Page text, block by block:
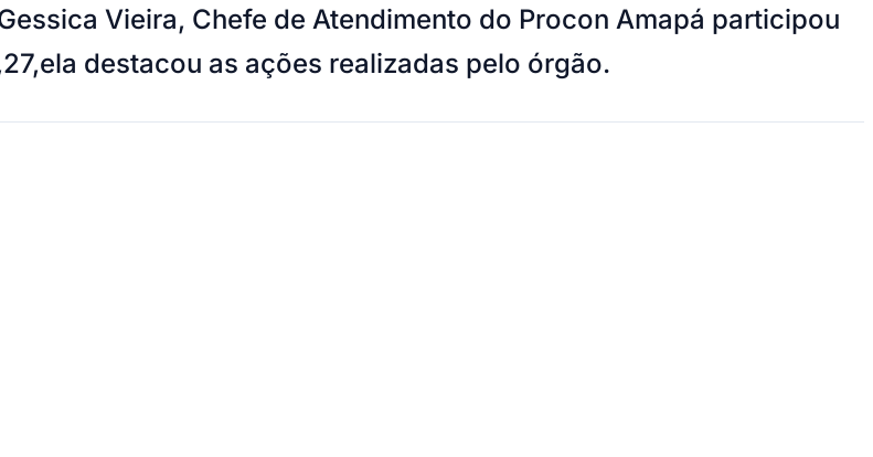
Vieira, Chefe de Atendimento do Procon Amapá participou
destacou as ações realizadas pelo órgão.